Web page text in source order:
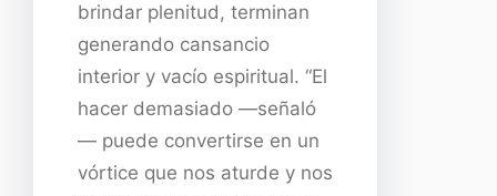
brindar plenitud, terminan
generando cansancio
interior y vacío espiritual. “El
hacer demasiado —señaló
— puede convertirse en un
vórtice que nos aturde y nos